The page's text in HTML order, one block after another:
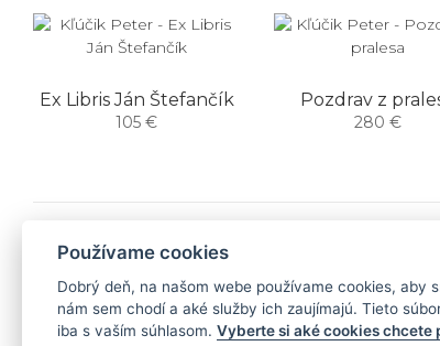
Ex Libris Ján Štefančík
105 €
Pozdrav z
280 €
NEWSLETTER
PRIHLÁSIŤ ODBER
Používame cookies
Dobrý deň, na našom webe používame cookies, aby
nám sem chodí a aké služby ich zaujímajú. Tieto
iba s vaším súhlasom. Vyberte si aké cookies chcete